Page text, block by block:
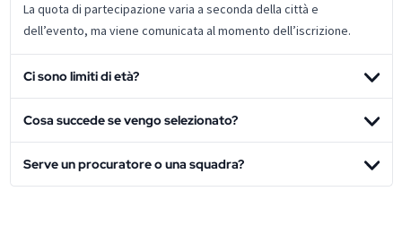
La quota di partecipazione varia a seconda della città e
dell’evento, ma viene comunicata al momento dell’iscrizione.​
Ci sono limiti di età?
Cosa succede se vengo selezionato?
Serve un procuratore o una squadra?